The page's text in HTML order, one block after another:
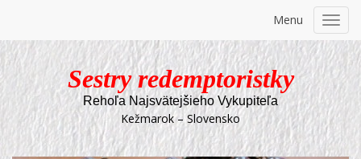
Menu
Sestry redemptoristky
Rehoľa Najsvätejšieho Vykupiteľa
Kežmarok – Slovensko